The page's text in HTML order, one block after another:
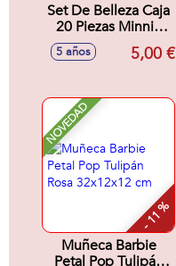
Set De Belleza Caja
20 Piezas Minnie
16.5 X 18.0 X 2.0
5 años 5,00 €
NOVEDAD
- 11 %
Muñeca Barbie
Petal Pop Tulipán